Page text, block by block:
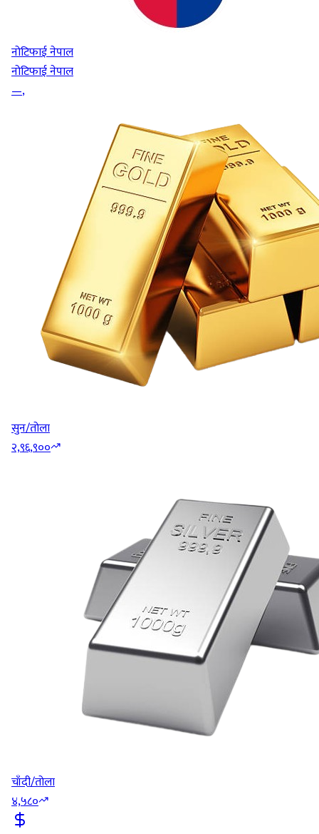
नोटिफाई नेपाल
नोटिफाई नेपाल
—,
सुन/तोला
२,९६,९००
चाँदी/तोला
४,५८०